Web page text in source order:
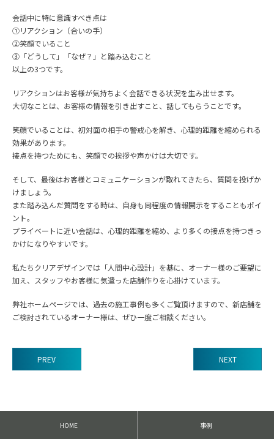
会話中に特に意識すべき点は
①リアクション（合いの手）
②笑顔でいること
③「どうして」「なぜ？」と踏み込むこと
以上の3つです。
リアクションはお客様が気持ちよく会話できる状況を生み出せます。
大切なことは、お客様の情報を引き出すこと、話してもらうことです。
笑顔でいることは、初対面の相手の警戒心を解き、心理的距離を縮められる
効果があります。
接点を持つためにも、笑顔での挨拶や声かけは大切です。
そして、最後はお客様とコミュニケーションが取れてきたら、質問を投げか
けましょう。
また踏み込んだ質問をする時は、自身も同程度の情報開示をすることもポイ
ント。
プライベートに近い会話は、心理的距離を縮め、より多くの接点を持つきっ
かけになりやすいです。
私たちクリアデザインでは「人間中心設計」を基に、オーナー様のご要望に
加え、スタッフやお客様に気遣った店舗作りを心掛けています。
弊社ホームページでは、過去の施工事例も多くご覧頂けますので、新店舗を
ご検討されているオーナー様は、ぜひ一度ご相談ください。
の
PREV NEXT
HOME 事例